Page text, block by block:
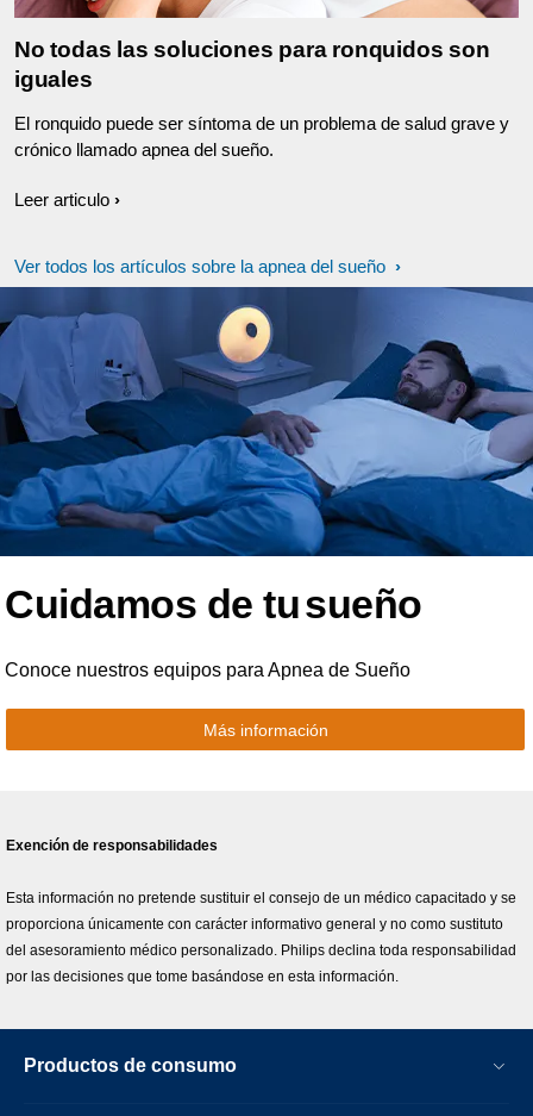
No todas las soluciones para ronquidos son
iguales
El ronquido puede ser síntoma de un problema de salud grave y
crónico llamado apnea del sueño.
Leer articulo
Ver todos los artículos sobre la apnea del sueño
Cuidamos de tusueño
Conoce nuestros equipos para Apnea de Sueño
Más información
Exención de responsabilidades
Esta información no pretende sustituir el consejo de un médico capacitado y se
proporciona únicamente con carácter informativo general y no como sustituto
del asesoramiento médico personalizado. Philips declina toda responsabilidad
por las decisiones que tome basándose en esta información.
Productos de consumo